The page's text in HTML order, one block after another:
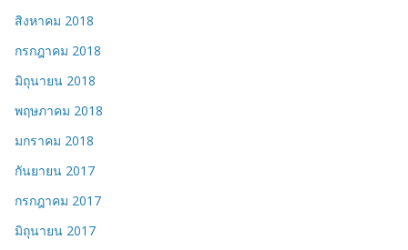
สิงหาคม 2018
กรกฎาคม 2018
มิถุนายน 2018
พฤษภาคม 2018
มกราคม 2018
กันยายน 2017
กรกฎาคม 2017
มิถุนายน 2017